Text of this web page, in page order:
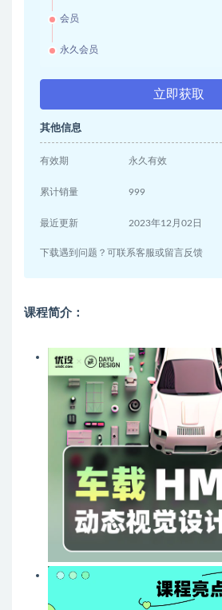
会员
永久会员
立即获取
其他信息
有效期 永久有效
累计销量 999
最近更新 2023年12月02日
下载遇到问题？可联系客服或留言反馈
课程简介：